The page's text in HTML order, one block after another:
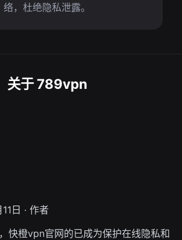
络，杜绝隐私泄露。
关于 789vpn
日 · 作者
快橙vpn官网的已成为保护在线隐私和